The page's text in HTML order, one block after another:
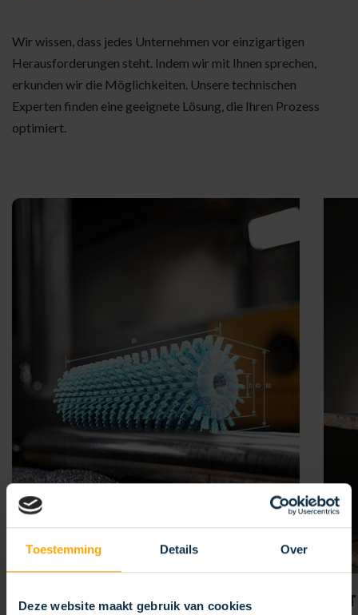
Toestemming Details Over
Deze website maakt gebruik van cookies
Wir wissen, dass jedes Unternehmen vor einzigartigen
Herausforderungen steht. Indem wir mit Ihnen sprechen,
erkunden wir die Möglichkeiten. Unsere technischen
Experten finden eine geeignete Lösung, die Ihren Prozess
optimiert.
IHREBEWERBUNG